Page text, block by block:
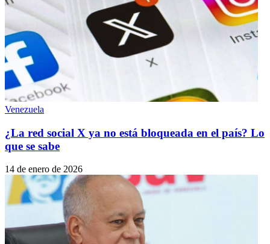
Venezuela
¿La red social X ya no está bloqueada en el país? Lo
que se sabe
14 de enero de 2026